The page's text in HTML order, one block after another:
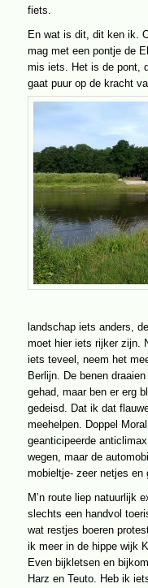
fiets.
En wat is dit, dit ken ik.
mag met een pontje de
mis iets. Het is de pont,
gaat puur op de kracht
landschap iets anders,
moet hier iets rijker zijn.
iets teveel, neem het
Berlijn. De benen
gehad, maar ben er erg
gedeisd. Dat ik dat
meehelpen. Doppel
geanticipeerde
wegen, maar de
mobieltje- zeer netjes en
M’n route liep natuurlijk
slechts een handvol
wat restjes boeren
ik meer in de hippe wijk
Even bijkletsen en
Harz en Teuto. Heb ik